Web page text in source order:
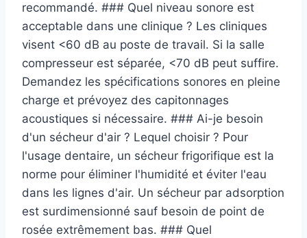
recommandé. ### Quel niveau sonore est
acceptable dans une clinique ? Les cliniques
visent <60 dB au poste de travail. Si la salle
compresseur est séparée, <70 dB peut suffire.
Demandez les spécifications sonores en pleine
charge et prévoyez des capitonnages
acoustiques si nécessaire. ### Ai-je besoin
d'un sécheur d'air ? Lequel choisir ? Pour
l'usage dentaire, un sécheur frigorifique est la
norme pour éliminer l'humidité et éviter l'eau
dans les lignes d'air. Un sécheur par adsorption
est surdimensionné sauf besoin de point de
rosée extrêmement bas. ### Quel